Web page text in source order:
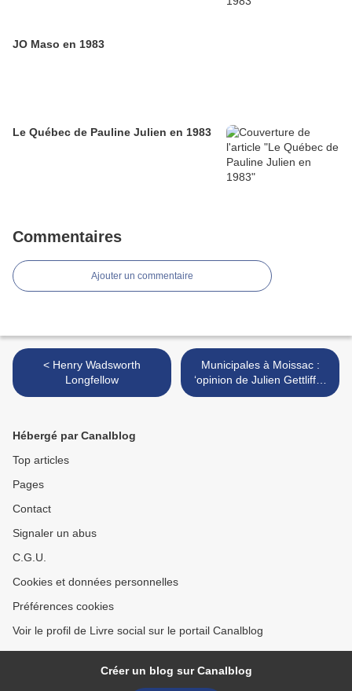
JO Maso en 1983
Le Québec de Pauline Julien en 1983
Commentaires
Ajouter un commentaire
< Henry Wadsworth
Longfellow
Municipales à Moissac :
‘opinion de Julien Gettliffe-
Quillot >
Hébergé par Canalblog
Top articles
Pages
Contact
Signaler un abus
C.G.U.
Cookies et données personnelles
Préférences cookies
Voir le profil de Livre social sur le portail Canalblog
Créer un blog sur Canalblog